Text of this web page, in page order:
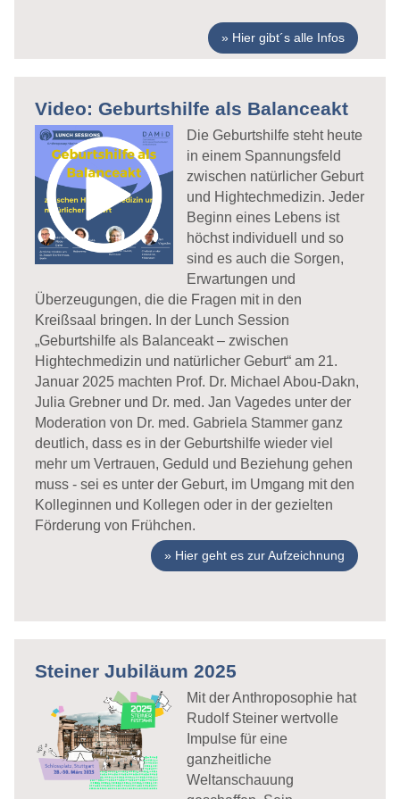
Hier gibt´s alle Infos
Video: Geburtshilfe als Balanceakt
Die Geburtshilfe steht heute
in einem Spannungsfeld
zwischen natürlicher Geburt
und Hightechmedizin. Jeder
Beginn eines Lebens ist
höchst individuell und so
sind es auch die Sorgen,
Erwartungen und
Überzeugungen, die die Fragen mit in den
Kreißsaal bringen. In der Lunch Session
„Geburtshilfe als Balanceakt – zwischen
Hightechmedizin und natürlicher Geburt“ am 21.
Januar 2025 machten Prof. Dr. Michael Abou-Dakn,
Julia Grebner und Dr. med. Jan Vagedes unter der
Moderation von Dr. med. Gabriela Stammer ganz
deutlich, dass es in der Geburtshilfe wieder viel
mehr um Vertrauen, Geduld und Beziehung gehen
muss - sei es unter der Geburt, im Umgang mit den
Kolleginnen und Kollegen oder in der gezielten
Förderung von Frühchen.
Hier geht es zur Aufzeichnung
Steiner Jubiläum 2025
Mit der Anthroposophie hat
Rudolf Steiner wertvolle
Impulse für eine
ganzheitliche
Weltanschauung